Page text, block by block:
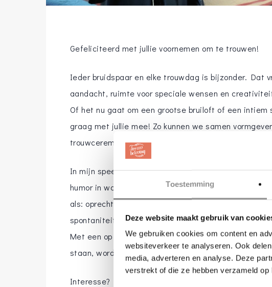
Toestemming
Deze website maakt gebruik van
We gebruiken cookies om content en
websiteverkeer te analyseren. Ook
media, adverteren en analyse. Deze
verstrekt of die ze hebben verzameld
Gefeliciteerd met jullie voornemen om te trouwen!
Ieder bruidspaar en elke trouwdag is bijzonder. Dat
aandacht, ruimte voor speciale wensen en
Of het nu gaat om een grootse bruiloft of een intiem
graag met jullie mee! Zo kunnen we samen
trouwceremonie.
In mijn speech staan jullie centraal. Er zitten
humor in waarin je jezelf zult herkennen. Ik zou mijn
als: oprecht, open-minded, creatief en vanuit het
spontaniteit, eerlijkheid, warmte en diepgang.
Met een op maat geschreven persoonlijke
staan, wordt jullie trouwceremonie professioneel
Interesse? Kijk eens op mijn website: